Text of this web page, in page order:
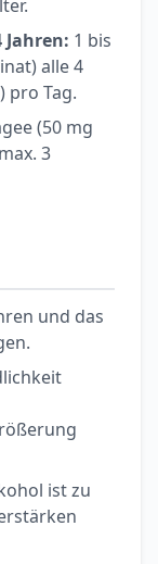
Jahren: 1 bis
alle 4
pro Tag.
(50 mg
3
und das
ist zu